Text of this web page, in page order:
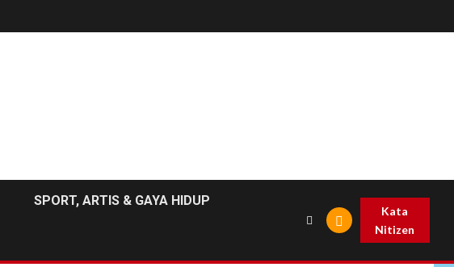
SPORT, ARTIS & GAYA HIDUP
Kata
Nitizen